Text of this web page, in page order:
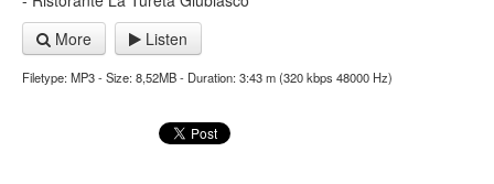
More
Listen
Filetype: MP3 - Size: 8,52MB - Duration: 3:43 m (320 kbps 48000 Hz)